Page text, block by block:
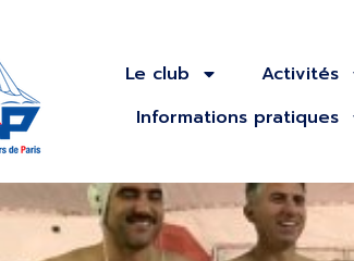
Le club Activités
Informations pratiques